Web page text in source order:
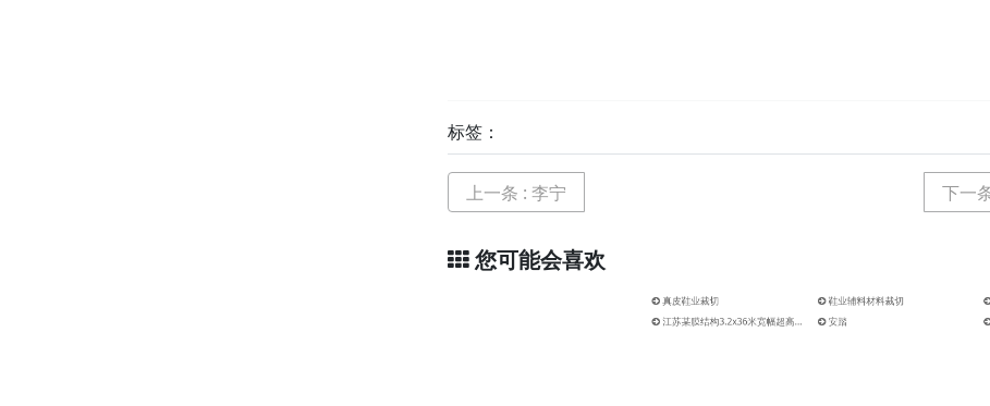
标签：
上一条 : 李宁 下一
您可能会喜欢
鞋业辅料材料裁切
江苏某膜结构3.2x36米宽幅超高速切割机
安踏